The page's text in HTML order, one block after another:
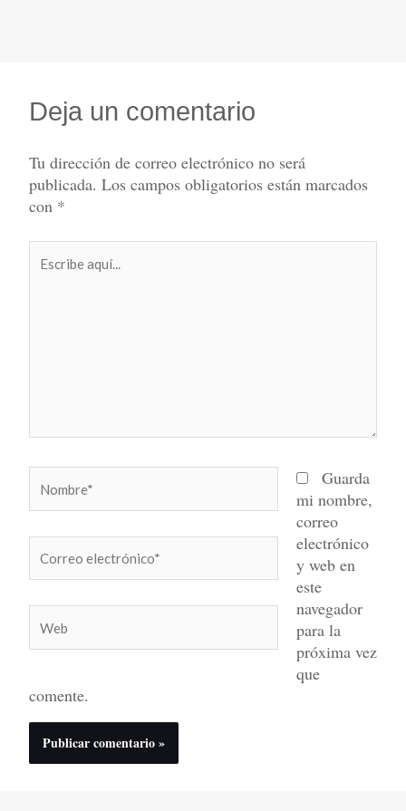
Deja un comentario
Tu dirección de correo electrónico no será
publicada. Los campos obligatorios están marcados
con *
aquí...
electrónico*
Guarda
mi nombre,
correo
electrónico
y web en
este
navegador
para la
próxima vez
que
comente.